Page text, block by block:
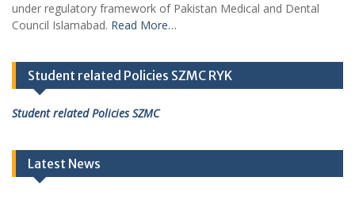
under regulatory framework of Pakistan Medical and Dental
Council Islamabad. Read More…
Student related Policies SZMC RYK
Student related Policies SZMC
Latest News